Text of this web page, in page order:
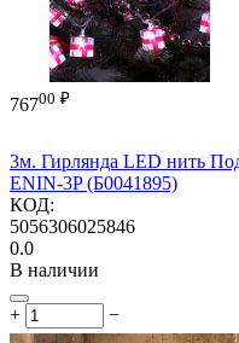
76700 ₽
3м. Гирлянда LED нить
ENIN-3P (Б0041895)
КОД:
5056306025846
0.0
В наличии
+ −